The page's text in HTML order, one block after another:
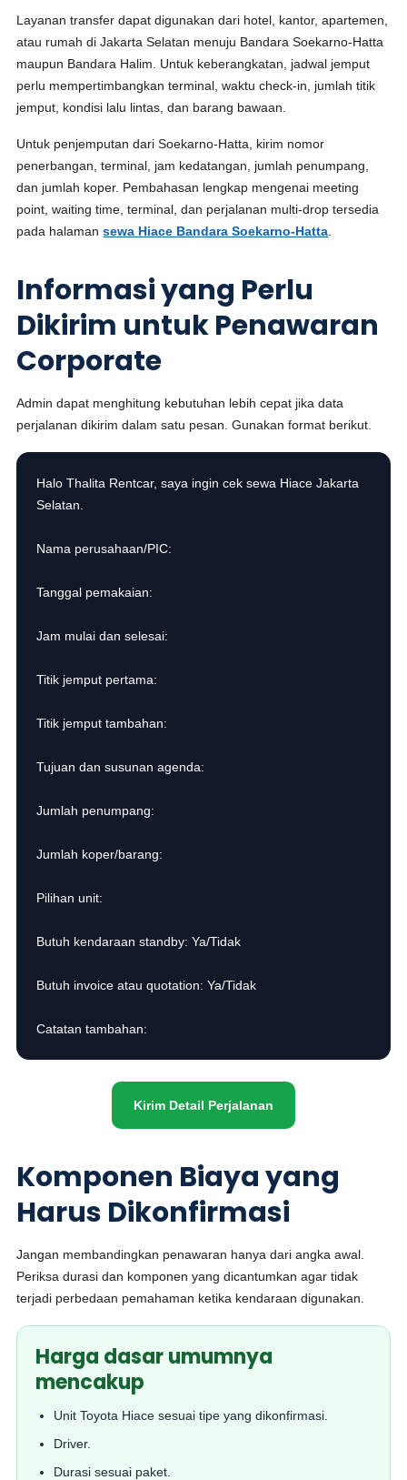
Layanan transfer dapat digunakan dari hotel, kantor, apartemen,
atau rumah di Jakarta Selatan menuju Bandara Soekarno-Hatta
maupun Bandara Halim. Untuk keberangkatan, jadwal jemput
perlu mempertimbangkan terminal, waktu check-in, jumlah titik
jemput, kondisi lalu lintas, dan barang bawaan.
Untuk penjemputan dari Soekarno-Hatta, kirim nomor
penerbangan, terminal, jam kedatangan, jumlah penumpang,
dan jumlah koper. Pembahasan lengkap mengenai meeting
point, waiting time, terminal, dan perjalanan multi-drop tersedia
pada halamansewa Hiace Bandara Soekarno-Hatta
Informasi yang Perlu
Dikirim untuk Penawaran
Corporate
Admin dapat menghitung kebutuhan lebih cepat jika data
perjalanan dikirim dalam satu pesan. Gunakan format berikut.
Halo Thalita Rentcar, saya ingin cek sewa Hiace Jakarta
Selatan.
Nama perusahaan/PIC:
Tanggal pemakaian:
Jam mulai dan selesai:
Titik jemput pertama:
Titik jemput tambahan:
Tujuan dan susunan agenda:
Jumlah penumpang:
Jumlah koper/barang:
Pilihan unit:
Butuh kendaraan standby: Ya/Tidak
Butuh invoice atau quotation: Ya/Tidak
Catatan tambahan:
Kirim Detail Perjalanan
Komponen Biaya yang
Harus Dikonfirmasi
Jangan membandingkan penawaran hanya dari angka awal.
Periksa durasi dan komponen yang dicantumkan agar tidak
terjadi perbedaan pemahaman ketika kendaraan digunakan.
Harga dasar umumnya
mencakup
Unit Toyota Hiace sesuai tipe yang dikonfirmasi.
Driver.
Durasi sesuai paket.